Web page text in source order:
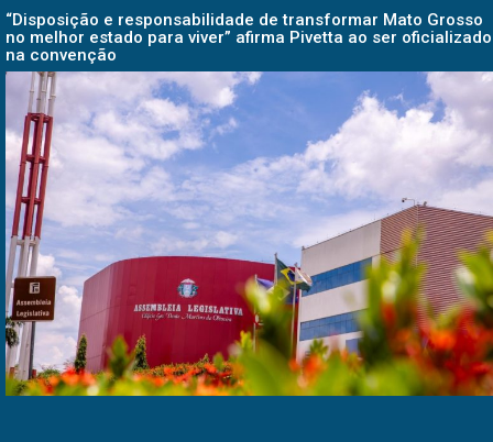
“Disposição e responsabilidade de transformar Mato Grosso
no melhor estado para viver” afirma Pivetta ao ser oficializado
na convenção